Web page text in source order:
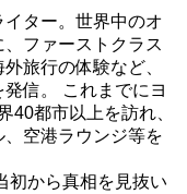
ター。世界中のオ
ファーストクラス
旅行の体験など、
信。 これまでにヨ
40都市以上を訪れ、
空港ラウンジ等を
初から真相を見抜い